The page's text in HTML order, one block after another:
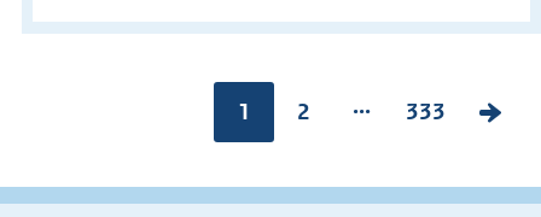
Pagina:
1
P
g
2 ...
P
g
333
V
l